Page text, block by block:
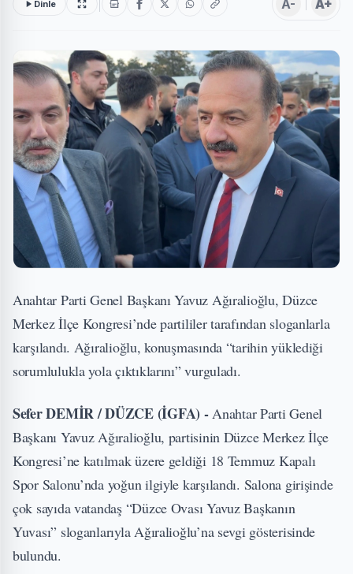
Dinle A- A+
Anahtar Parti Genel Başkanı Yavuz Ağıralioğlu, Düzce
Merkez İlçe Kongresi’nde partililer tarafından sloganlarla
karşılandı. Ağıralioğlu, konuşmasında “tarihin yüklediği
sorumlulukla yola çıktıklarını” vurguladı.
Sefer DEMİR / DÜZCE (İGFA) -Anahtar Parti Genel
Başkanı Yavuz Ağıralioğlu, partisinin Düzce Merkez İlçe
Kongresi’ne katılmak üzere geldiği 18 Temmuz Kapalı
Spor Salonu’nda yoğun ilgiyle karşılandı. Salona girişinde
çok sayıda vatandaş “Düzce Ovası Yavuz Başkanın
Yuvası” sloganlarıyla Ağıralioğlu’na sevgi gösterisinde
bulundu.